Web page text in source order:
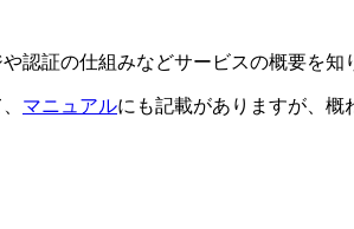
認証の仕組みなどサービスの概要を知
マニュアルにも記載がありますが、概